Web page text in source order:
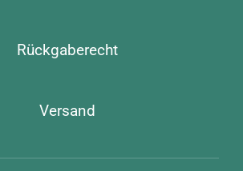
Rückgaberecht
Versand